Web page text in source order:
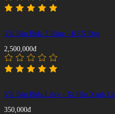
Vải Bàn Bida 3 Băng - KEN Đen
2,500,000đ
Vải Bàn Bida Libre - Xi Hàn Xanh Lá
350,000đ